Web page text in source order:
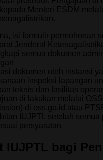
Menteri ESDM
isi formulir permohonan
Jenderal
semua dokumen
dokumen oleh instansi
inspeksi lapangan
teknis dan fasilitas
di lakukan melalui
di oss.go.id atau
IUJPTL setelah semua
persyaratan
IUJPTL bagi